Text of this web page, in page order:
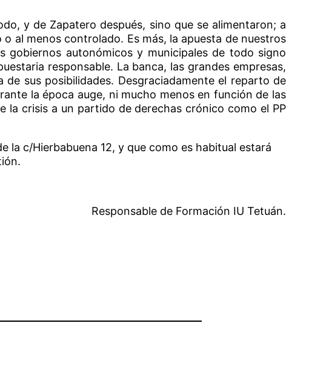
y de Zapatero después, sino que se alimentaron; a
al menos controlado. Es más, la apuesta de nuestros
autonómicos y municipales de todo signo
responsable. La banca, las grandes empresas,
sus posibilidades. Desgraciadamente el reparto de
la época auge, ni mucho menos en función de las
la crisis a un partido de derechas crónico como el PP
la c/Hierbabuena 12, y que como es habitual estará
Responsable de Formación IU Tetuán.